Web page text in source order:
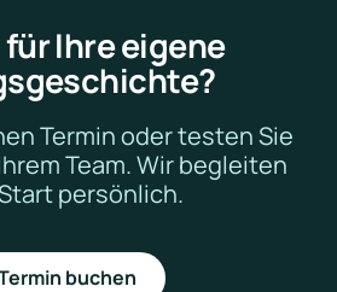
Ihre eigene
Termin oder testen Sie
Team. Wir begleiten
persönlich.
buchen